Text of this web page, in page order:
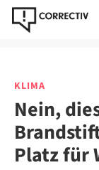
KLIMA
Nein,
Platz für